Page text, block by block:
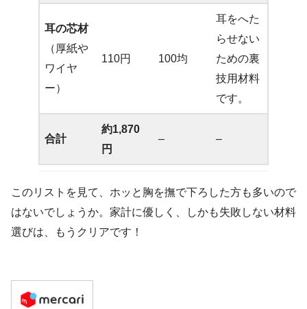
耳の芯材
（厚紙や
ワイヤ
ー）
110円 100均
耳をへた
らせない
ための裏
技用材料
です。
合計
約1,870
円
– –
このリストを見て、ホッと胸を撫で下ろした方も多いので
はないでしょうか。家計に優しく、しかも失敗しない材料
選びは、もうクリアです！